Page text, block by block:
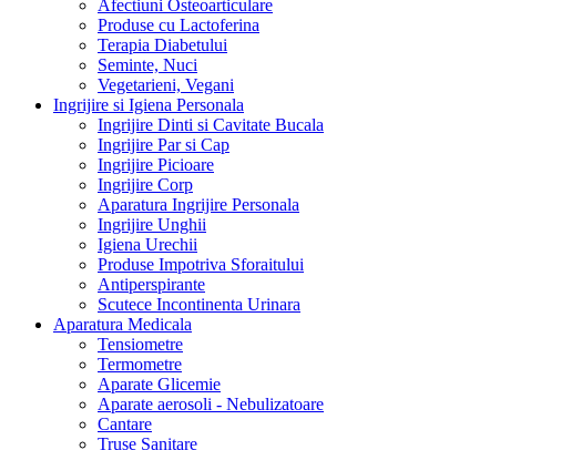
Afectiuni Osteoarticulare
Produse cu Lactoferina
Terapia Diabetului
Seminte, Nuci
Vegetarieni, Vegani
Ingrijire si Igiena Personala
Ingrijire Dinti si Cavitate Bucala
Ingrijire Par si Cap
Ingrijire Picioare
Ingrijire Corp
Aparatura Ingrijire Personala
Ingrijire Unghii
Igiena Urechii
Produse Impotriva Sforaitului
Antiperspirante
Scutece Incontinenta Urinara
Aparatura Medicala
Tensiometre
Termometre
Aparate Glicemie
Aparate aerosoli - Nebulizatoare
Cantare
Truse Sanitare